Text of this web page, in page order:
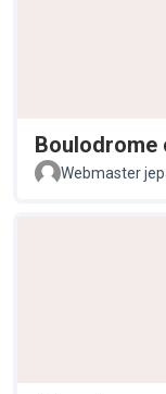
Boulodrome
Webmaster